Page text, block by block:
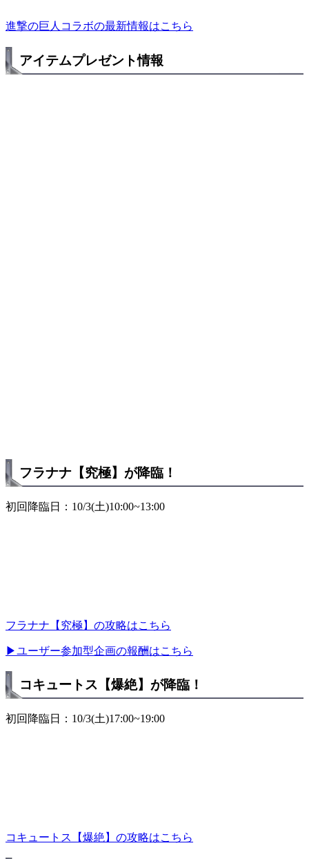
進撃の巨人コラボの最新情報はこちら
アイテムプレゼント情報
フラナナ【究極】が降臨！
初回降臨日：10/3(土)10:00~13:00
フラナナ【究極】の攻略はこちら
▶ユーザー参加型企画の報酬はこちら
コキュートス【爆絶】が降臨！
初回降臨日：10/3(土)17:00~19:00
コキュートス【爆絶】の攻略はこちら